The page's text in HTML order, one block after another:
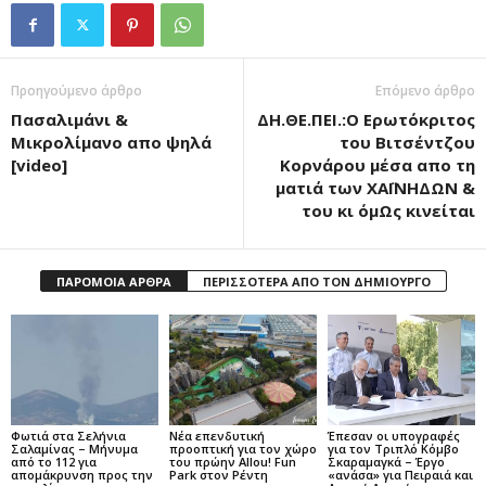
Προηγούμενο άρθρο
Πασαλιμάνι &
Μικρολίμανο απο ψηλά
[video]
Επόμενο άρθρο
ΔΗ.ΘΕ.ΠΕΙ.:Ο Ερωτόκριτος
του Βιτσέντζου
Κορνάρου μέσα απο τη
ματιά των ΧΑΪΝΗΔΩΝ &
του κι όμΩς κινείται
ΠΑΡΟΜΟΙΑ ΑΡΘΡΑ ΠΕΡΙΣΣΟΤΕΡΑ ΑΠΟ ΤΟΝ ΔΗΜΙΟΥΡΓΟ
Φωτιά στα Σελήνια
Σαλαμίνας – Μήνυμα
από το 112 για
απομάκρυνση προς την
Νέα επενδυτική
προοπτική για τον χώρο
του πρώην Allou! Fun
Park στον Ρέντη
Έπεσαν οι υπογραφές
για τον Τριπλό Κόμβο
Σκαραμαγκά – Έργο
«ανάσα» για Πειραιά και